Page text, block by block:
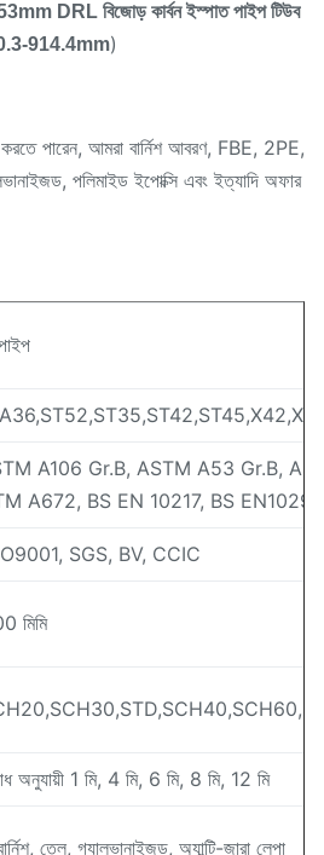
DRL বিজোড় কার্বন ইস্পাত পাইপ টিউব
914.4mm)
পারেন, আমরা বার্নিশ আবরণ, FBE, 2PE,
পলিমাইড ইপোক্সি এবং ইত্যাদি অফার
A106 Gr.B, ASTM A53 Gr.B,
A672, BS EN 10217, BS
SGS, BV, CCIC
মিমি
অনুযায়ী 1 মি, 4 মি, 6 মি, 8 মি, 12 মি
তেল, গ্যালভানাইজড, অ্যান্টি-জারা লেপা